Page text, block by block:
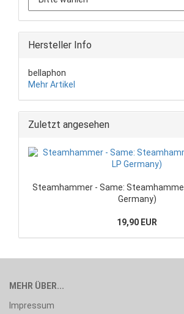
Hersteller Info
bellaphon
Mehr Artikel
Zuletzt angesehen
Steamhammer - Same:
Germany)
19,90 EUR
MEHR ÜBER...
Impressum